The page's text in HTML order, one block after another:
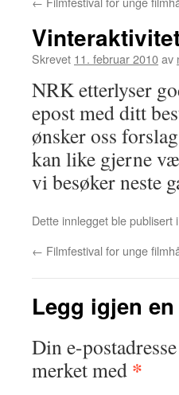
Skrevet 11. februar 2010av
NRK etterlyser
epost med ditt
ønsker oss
kan like gjerne
vi besøker neste
Dette innlegget ble publisert i
← Filmfestival for unge
Legg igjen
Din e-
merket med *